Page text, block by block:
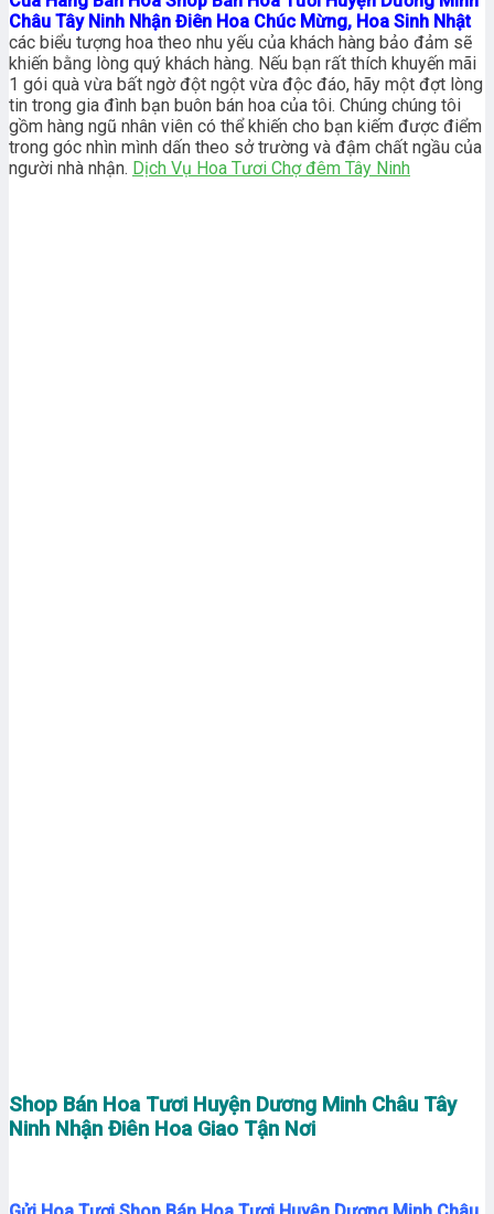
Châu Tây Ninh Nhận Điên Hoa Chúc Mừng, Hoa Sinh Nhật
các biểu tượng hoa theo nhu yếu của khách hàng bảo đảm sẽ
khiến bằng lòng quý khách hàng. Nếu bạn rất thích khuyến mãi
1 gói quà vừa bất ngờ đột ngột vừa độc đáo, hãy một đợt lòng
tin trong gia đình bạn buôn bán hoa của tôi. Chúng chúng tôi
gồm hàng ngũ nhân viên có thể khiến cho bạn kiếm được điểm
trong góc nhìn mình dấn theo sở trường và đậm chất ngầu của
người nhà nhận. Dịch Vụ Hoa Tươi Chợ đêm Tây Ninh
Shop Bán Hoa Tươi Huyện Dương Minh Châu Tây
Ninh Nhận Điên Hoa Giao Tận Nơi